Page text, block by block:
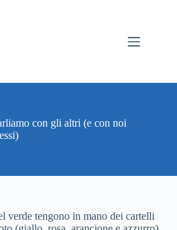
con gli altri (e con noi